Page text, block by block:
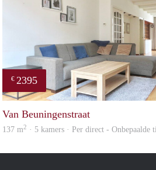
€ 2395
Van Beuningenstraat
137 m2 · 5 kamers · Per direct - Onbepaalde